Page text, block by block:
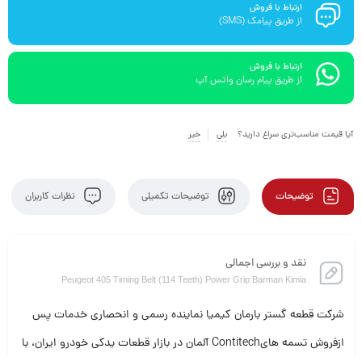
ارتباط با فروش
از طریق پیامک (SMS)
ارتباط با فروش
از طریق پیام رسان واتس آپ
آیا قیمت مناسب‌تری سراغ دارید؟ بلی خیر
توضیحات توضیحات تکمیلی نظرات کاربران
نقد و بررسی اجمالی
Peugeot 405 Timing Belt (114 Teeth) Power Grip Barman Kimia
شرکت قطعه گستر بارمان کیمیا نماینده رسمی و انحصاری خدمات پس
ازفروش تسمه هایContitech آلمان در بازار قطعات یدکی خودرو ایران، با